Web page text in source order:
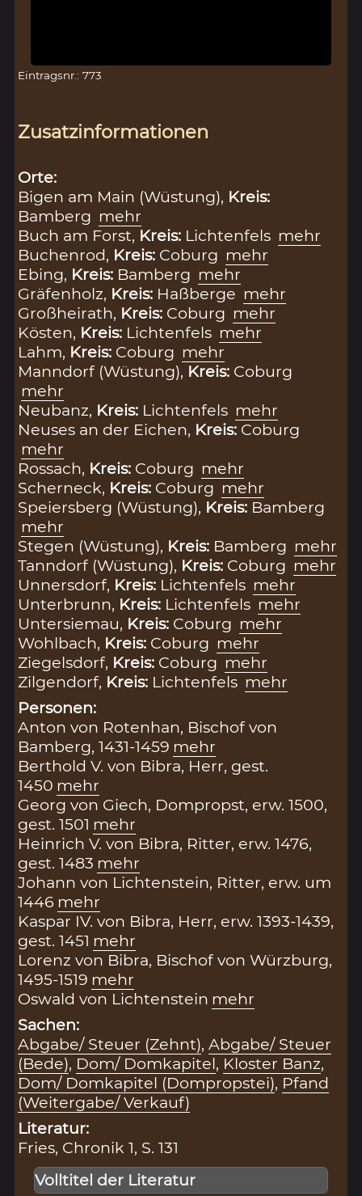
Eintragsnr.: 773
Zusatzinformationen
Orte:
Bigen am Main (Wüstung), Kreis:
Bamberg mehr
Buch am Forst, Kreis: Lichtenfels mehr
Buchenrod, Kreis: Coburg mehr
Ebing, Kreis: Bamberg mehr
Gräfenholz, Kreis: Haßberge mehr
Großheirath, Kreis: Coburg mehr
Kösten, Kreis: Lichtenfels mehr
Lahm, Kreis: Coburg mehr
Manndorf (Wüstung), Kreis: Coburg
mehr
Neubanz, Kreis: Lichtenfels mehr
Neuses an der Eichen, Kreis: Coburg
mehr
Rossach, Kreis: Coburg mehr
Scherneck, Kreis: Coburg mehr
Speiersberg (Wüstung), Kreis: Bamberg
mehr
Stegen (Wüstung), Kreis: Bamberg mehr
Tanndorf (Wüstung), Kreis: Coburg mehr
Unnersdorf, Kreis: Lichtenfels mehr
Unterbrunn, Kreis: Lichtenfels mehr
Untersiemau, Kreis: Coburg mehr
Wohlbach, Kreis: Coburg mehr
Ziegelsdorf, Kreis: Coburg mehr
Zilgendorf, Kreis: Lichtenfels mehr
Personen:
Anton von Rotenhan, Bischof von
Bamberg, 1431-1459 mehr
Berthold V. von Bibra, Herr, gest.
1450 mehr
Georg von Giech, Dompropst, erw. 1500,
gest. 1501 mehr
Heinrich V. von Bibra, Ritter, erw. 1476,
gest. 1483 mehr
Johann von Lichtenstein, Ritter, erw. um
1446 mehr
Kaspar IV. von Bibra, Herr, erw. 1393-1439,
gest. 1451 mehr
Lorenz von Bibra, Bischof von Würzburg,
1495-1519 mehr
Oswald von Lichtenstein mehr
Sachen:
Abgabe/ Steuer (Zehnt),Abgabe/ Steuer
(Bede), Dom/ Domkapitel, Kloster Banz,
Dom/ Domkapitel (Dompropstei), Pfand
(Weitergabe/ Verkauf)
Literatur:
Fries, Chronik 1, S. 131
Volltitel der Literatur